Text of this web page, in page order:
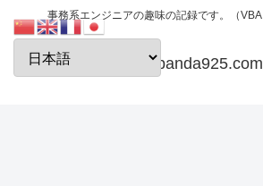
事務系エンジニアの趣味の記録です。（VBA
papanda925.com